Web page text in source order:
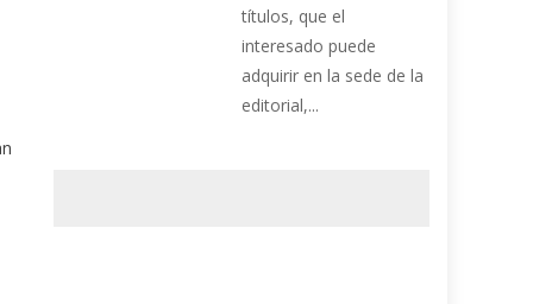
títulos, que el
interesado puede
adquirir en la sede de la
editorial,...